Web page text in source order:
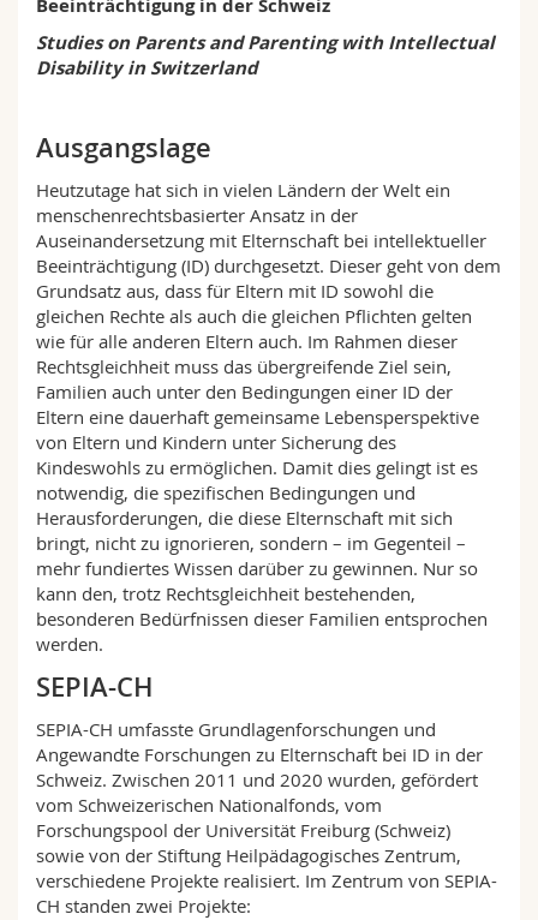
Math.-Nat. und Med. Fak.
Interfakultär
Mitarbeitende
Doktorierende
Webmail
Vorlesungsverzeichnis
MyUnifr
Beeinträchtigung in der Schweiz
Studies on Parents and Parenting with Intellectual
Disability in Switzerland
Ausgangslage
Heutzutage hat sich in vielen Ländern der Welt ein
menschenrechtsbasierter Ansatz in der
Auseinandersetzung mit Elternschaft bei intellektueller
Beeinträchtigung (ID) durchgesetzt. Dieser geht von dem
Grundsatz aus, dass für Eltern mit ID sowohl die
gleichen Rechte als auch die gleichen Pflichten gelten
wie für alle anderen Eltern auch. Im Rahmen dieser
Rechtsgleichheit muss das übergreifende Ziel sein,
Familien auch unter den Bedingungen einer ID der
Eltern eine dauerhaft gemeinsame Lebensperspektive
von Eltern und Kindern unter Sicherung des
Kindeswohls zu ermöglichen. Damit dies gelingt ist es
notwendig, die spezifischen Bedingungen und
Herausforderungen, die diese Elternschaft mit sich
bringt, nicht zu ignorieren, sondern – im Gegenteil –
mehr fundiertes Wissen darüber zu gewinnen. Nur so
kann den, trotz Rechtsgleichheit bestehenden,
besonderen Bedürfnissen dieser Familien entsprochen
werden.
SEPIA-CH
SEPIA-CH umfasste Grundlagenforschungen und
Angewandte Forschungen zu Elternschaft bei ID in der
Schweiz. Zwischen 2011 und 2020 wurden, gefördert
vom Schweizerischen Nationalfonds, vom
Forschungspool der Universität Freiburg (Schweiz)
sowie von der Stiftung Heilpädagogisches Zentrum,
verschiedene Projekte realisiert. Im Zentrum von SEPIA-
CH standen zwei Projekte: